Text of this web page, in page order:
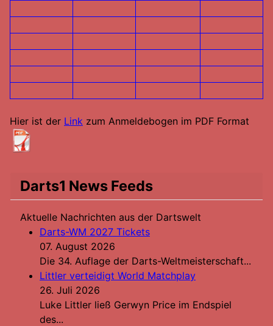
Hier ist der Link zum Anmeldebogen im PDF Format
Darts1 News Feeds
Aktuelle Nachrichten aus der Dartswelt
Darts-WM 2027 Tickets
07. August 2026
Die 34. Auflage der Darts-Weltmeisterschaft...
Littler verteidigt World Matchplay
26. Juli 2026
Luke Littler ließ Gerwyn Price im Endspiel
des...